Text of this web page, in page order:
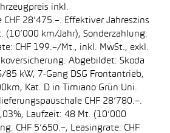
inkl.
28’475.–. Effektiver Jahreszins
(10’000 km/Jahr), Sonderzahlung:
CHF 199.–/Mt., inkl. MwSt., exkl.
Abgebildet: Skoda
85 kW, 7-Gang DSG Frontantrieb,
Kat. D in Timiano Grün Uni.
CHF 28’780.–.
Laufzeit: 48 Mt. (10’000
CHF 5’650.–, Leasingrate: CHF